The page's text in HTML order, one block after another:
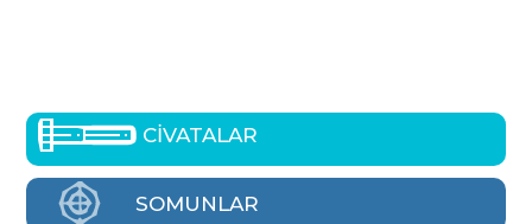
CİVATALAR
SOMUNLAR